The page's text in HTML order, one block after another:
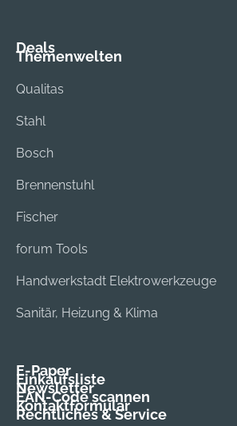
Deals
Themenwelten
Qualitas
Stahl
Bosch
Brennenstuhl
Fischer
forum Tools
Handwerkstadt Elektrowerkzeuge
Sanitär, Heizung & Klima
E-Paper
Einkaufsliste
Newsletter
EAN-Code scannen
Kontaktformular
Rechtliches & Service